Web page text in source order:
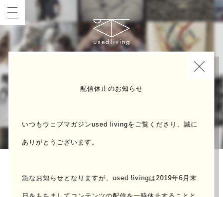
配信休止のお知らせ
いつもウェブマガジンused livingをご覧くださり、誠に
ありがとうございます。
急なお知らせとなりますが、used livingは2019年6月末
日をもちまして コンテンツの配信を一時休止することと
たとえば「 高校生 」の場合